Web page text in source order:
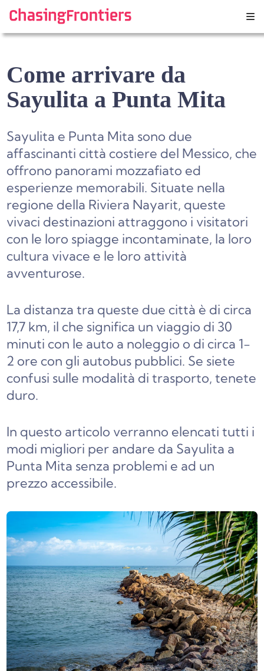
content
Come arrivare da
Sayulita a Punta Mita
Sayulita e Punta Mita sono due
affascinanti città costiere del Messico, che
offrono panorami mozzafiato ed
esperienze memorabili. Situate nella
regione della Riviera Nayarit, queste
vivaci destinazioni attraggono i visitatori
con le loro spiagge incontaminate, la loro
cultura vivace e le loro attività
avventurose.
La distanza tra queste due città è di circa
17,7 km, il che significa un viaggio di 30
minuti con le auto a noleggio o di circa 1-
2 ore con gli autobus pubblici. Se siete
confusi sulle modalità di trasporto, tenete
duro.
In questo articolo verranno elencati tutti i
modi migliori per andare da Sayulita a
Punta Mita senza problemi e ad un
prezzo accessibile.